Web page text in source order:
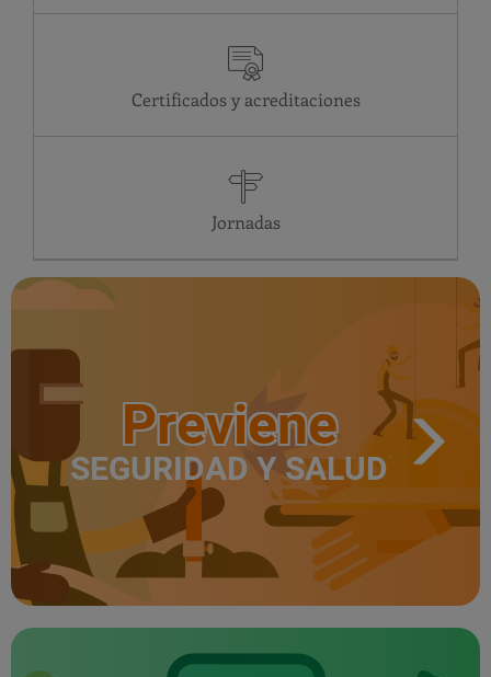
Certificados y acreditaciones
Jornadas
Previene
SEGURIDAD Y SALUD